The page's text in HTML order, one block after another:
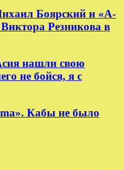
Боярский и «А-
Резникова в
нашли свою
не бойся, я с
Кабы не было